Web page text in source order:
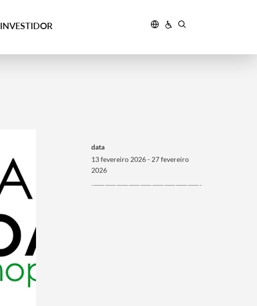
INVESTIDOR
data
13 fevereiro 2026 - 27 fevereiro
2026